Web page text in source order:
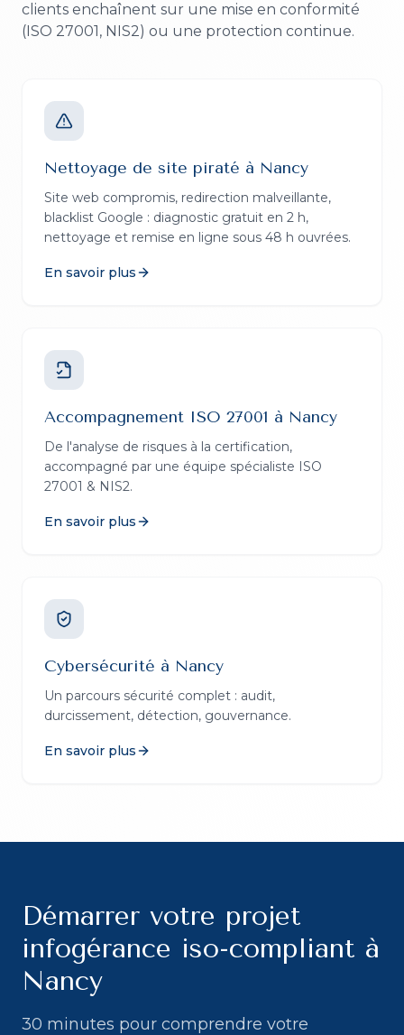
clients enchaînent sur une mise en conformité
(ISO 27001, NIS2) ou une protection continue.
Nettoyage de site piraté à Nancy
Site web compromis, redirection malveillante,
blacklist Google : diagnostic gratuit en 2 h,
nettoyage et remise en ligne sous 48 h ouvrées.
En savoir plus
Accompagnement ISO 27001 à Nancy
De l'analyse de risques à la certification,
accompagné par une équipe spécialiste ISO
27001 & NIS2.
En savoir plus
Cybersécurité à Nancy
Un parcours sécurité complet : audit,
durcissement, détection, gouvernance.
En savoir plus
Démarrer votre projet
infogérance iso-compliant à
Nancy
30 minutes pour comprendre votre